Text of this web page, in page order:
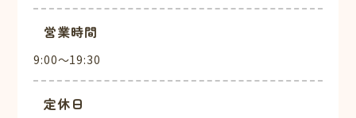
営業時間
9:00～19:30
定休日